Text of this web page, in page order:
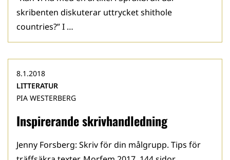
skribenten diskuterar uttrycket shithole
countries?” I …
Inspirerande skrivhandledning
8.1.2018
LITTERATUR
PIA WESTERBERG
Jenny Forsberg: Skriv för din målgrupp. Tips för